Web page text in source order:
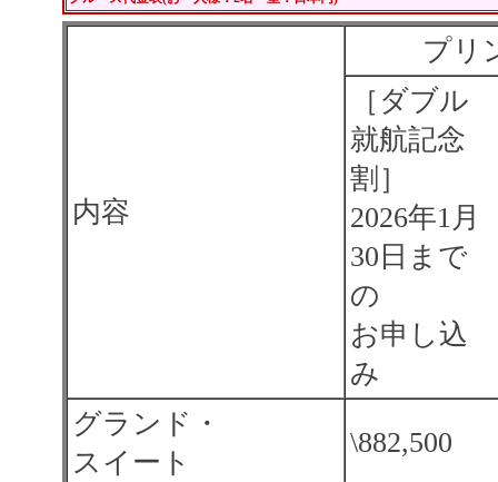
内容
プリ
［ダブル
就航記念
割］
2026年1月
30日まで
の
お申し込
み
グランド・
スイート
\882,500